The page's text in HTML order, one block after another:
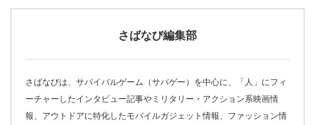
さばなび編集部
さばなびは、サバイバルゲーム（サバゲー）を中心に、「人」にフィ
ーチャーしたインタビュー記事やミリタリー・アクション系映画情
報、アウトドアに特化したモバイルガジェット情報、ファッション情